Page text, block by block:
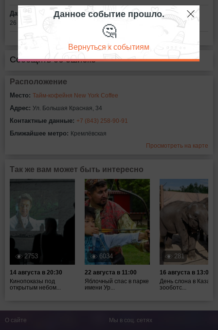
Дата:
26 января в 23:00
Сообщить об ошибке
Расположение
Место: Тайм-кофейня New York Coffee
Адрес: Ул. Большая Красная, 34
Контактные данные: +7 (843) 258-90-91
Ближайшее метро: Кремлёвская
Просмотреть на карте
Так же вам может быть интересно
2753
14 августа в 20:30
Кинопоказы под
открытым небом...
6034
22 августа в 11:00
Яблочный спас в парке
имени Ур...
281
16 августа в 13:00
День слона в
зооботс...
Данное событие прошло.
🤔
Вернуться к событиям
О сайте Мы в соц. сетях